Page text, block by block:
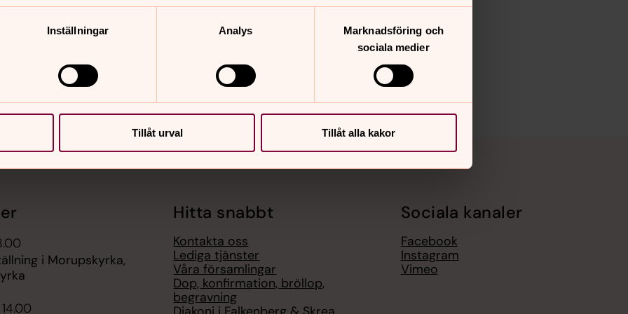
Inställningar Analys
Marknadsföring och
sociala medier
Tillåt urval Tillåt alla kakor
i Morupskyrka,
Hitta snabbt
Kontakta oss
Lediga tjänster
Våra församlingar
Dop, konfirmation, bröllop,
begravning
Sociala kanaler
Facebook
Instagram
Vimeo